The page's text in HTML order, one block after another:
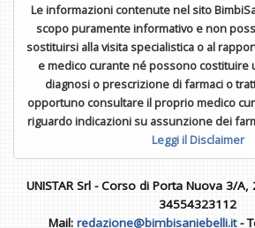
Le informazioni contenute nel sito
scopo puramente informativo e non
sostituirsi alla visita specialistica o al
e medico curante né possono costituire
diagnosi o prescrizione di farmaci o
opportuno consultare il proprio medico
riguardo indicazioni su assunzione dei
Leggi il Disclaimer
UNISTAR Srl - Corso di Porta Nuova 3/A,
34554323112
Mail: redazione@bimbisaniebelli.it-